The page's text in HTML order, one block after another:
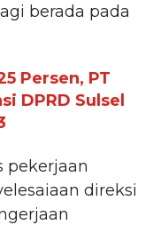
berada pada
Persen, PT
DPRD Sulsel
pekerjaan
direksi